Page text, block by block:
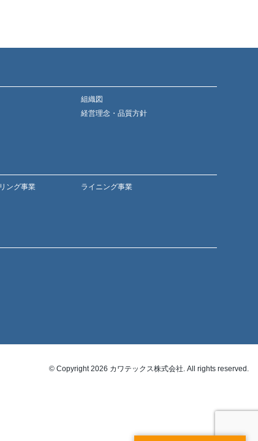
組織図
経営理念・品質方針
ング事業
ライニング事業
© Copyright 2026 カワテックス株式会社. All rights reserved.